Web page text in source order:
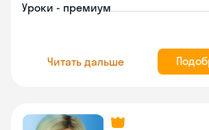
Уроки - премиум
Читать дальше